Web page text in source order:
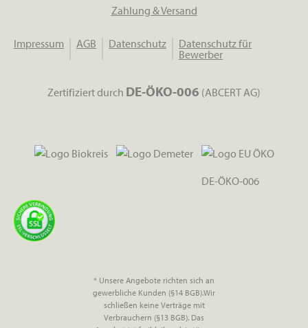
Zahlung & Versand
Impressum AGB Datenschutz
Datenschutz für
Bewerber
Zertifiziert durch DE-ÖKO-006 (ABCERT AG)
DE-ÖKO-006
* Unsere Angebote richten sich an
gewerbliche Kunden (§14 BGB).Wir
schließen keine Verträge mit
Verbrauchern (§13 BGB). Das